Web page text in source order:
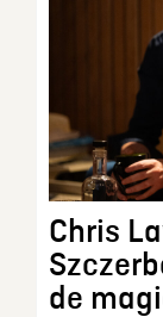
Chris
de